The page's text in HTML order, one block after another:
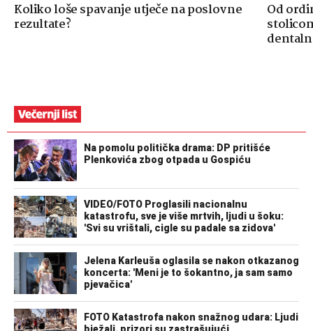
Koliko loše spavanje utječe na poslovne
rezultate?
Od